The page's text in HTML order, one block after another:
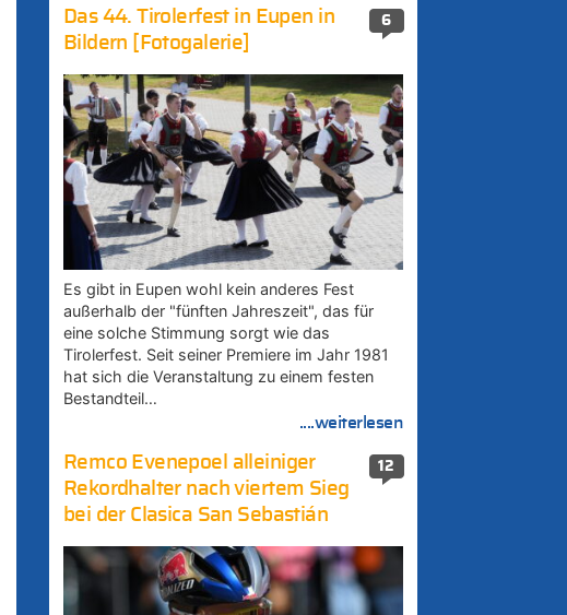
6
Das 44. Tirolerfest in Eupen in
Bildern [Fotogalerie]
Es gibt in Eupen wohl kein anderes Fest
außerhalb der "fünften Jahreszeit", das für
eine solche Stimmung sorgt wie das
Tirolerfest. Seit seiner Premiere im Jahr 1981
hat sich die Veranstaltung zu einem festen
Bestandteil…
....weiterlesen
12
Remco Evenepoel alleiniger
Rekordhalter nach viertem Sieg
bei der Clasica San Sebastián